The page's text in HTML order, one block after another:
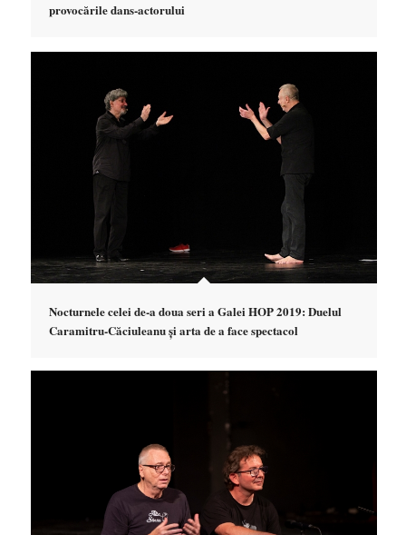
provocările dans-actorului
Nocturnele celei de-a doua seri a Galei HOP 2019: Duelul
Caramitru-Căciuleanu și arta de a face spectacol